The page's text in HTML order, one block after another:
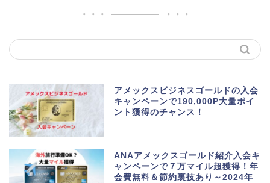
アメックスビジネスゴールドの入会
キャンペーンで190,000P大量ポイ
ント獲得のチャンス！
ANAアメックスゴールド紹介入会キ
ャンペーンで７万マイル超獲得！年
会費無料＆節約裏技あり～2024年